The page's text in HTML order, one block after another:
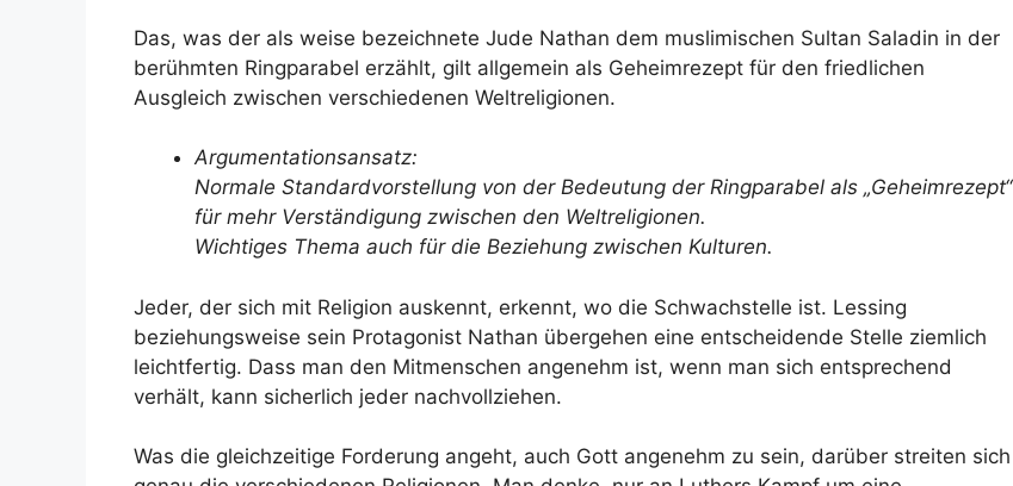
Das, was der als weise bezeichnete Jude Nathan dem muslimischen Sultan Saladin in der
berühmten Ringparabel erzählt, gilt allgemein als Geheimrezept für den friedlichen
Ausgleich zwischen verschiedenen Weltreligionen.
Argumentationsansatz:
Normale Standardvorstellung von der Bedeutung der Ringparabel als „Geheimrezept“
für mehr Verständigung zwischen den Weltreligionen.
Wichtiges Thema auch für die Beziehung zwischen Kulturen.
Jeder, der sich mit Religion auskennt, erkennt, wo die Schwachstelle ist. Lessing
beziehungsweise sein Protagonist Nathan übergehen eine entscheidende Stelle ziemlich
leichtfertig. Dass man den Mitmenschen angenehm ist, wenn man sich entsprechend
verhält, kann sicherlich jeder nachvollziehen.
Was die gleichzeitige Forderung angeht, auch Gott angenehm zu sein, darüber streiten sich